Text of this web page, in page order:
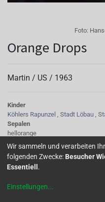
Foto:
Orange Drops
Martin / US / 1963
Kinder
Köhlers Rapunzel , Stadt Löbau ,
Sepalen
hellorange
Korolle/Petalen
orange
Knospe/Blüte
einfach, mittelgross
halb hängend
Wir sammeln und verarbeiten
folgenden Zwecke: Besucher
Essentiell .
Einstellungen...